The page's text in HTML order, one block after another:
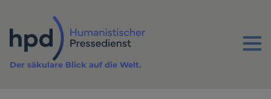
Inhalt
Menu
Der säkulare Blick auf die Welt.